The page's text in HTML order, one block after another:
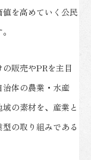
を高めていく公民
販売やPRを主目
体の農業・水産
の素材を、産業と
の取り組みである